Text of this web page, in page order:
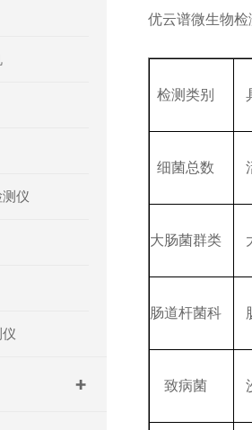
优云谱微生物
检测类别
细菌总数
大肠菌群类
肠道杆菌科
致病菌
仪